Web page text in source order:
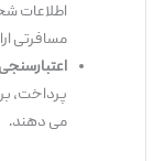
اطلاعات شخصی
مسافرتی ارائه
اعتبارسنجی مالی:
پرداخت،
می ‌دهند.